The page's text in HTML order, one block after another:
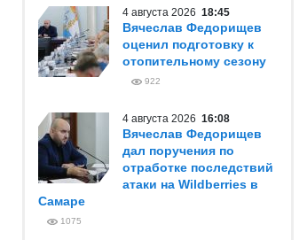
4 августа 2026 18:45
Вячеслав Федорищев
оценил подготовку к
отопительному сезону
922
4 августа 2026 16:08
Вячеслав Федорищев
дал поручения по
отработке последствий
атаки на Wildberries в
Самаре
1075